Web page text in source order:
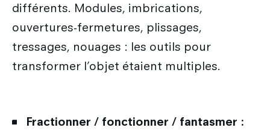
différents. Modules, imbrications,
ouvertures-fermetures, plissages,
tressages, nouages : les outils pour
transformer l’objet étaient multiples.
Fractionner / fonctionner / fantasmer :